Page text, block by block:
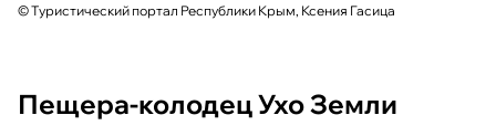
© Туристический портал Республики Крым, Ксения Гасица
Пещера-колодец Ухо Земли